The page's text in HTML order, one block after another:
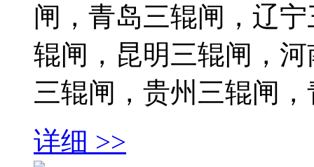
闸，青岛三辊闸，辽
辊闸，昆明三辊闸，
三辊闸，贵州三辊闸
详细 >>